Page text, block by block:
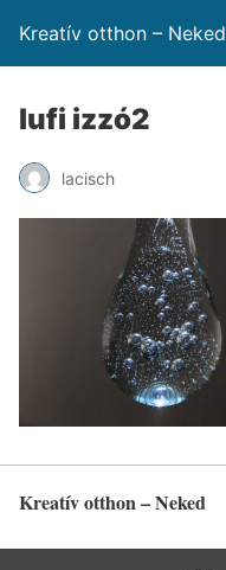
Kreatív otthon – Neked
lufi izzó2
lacisch
Kreatív otthon – Neked